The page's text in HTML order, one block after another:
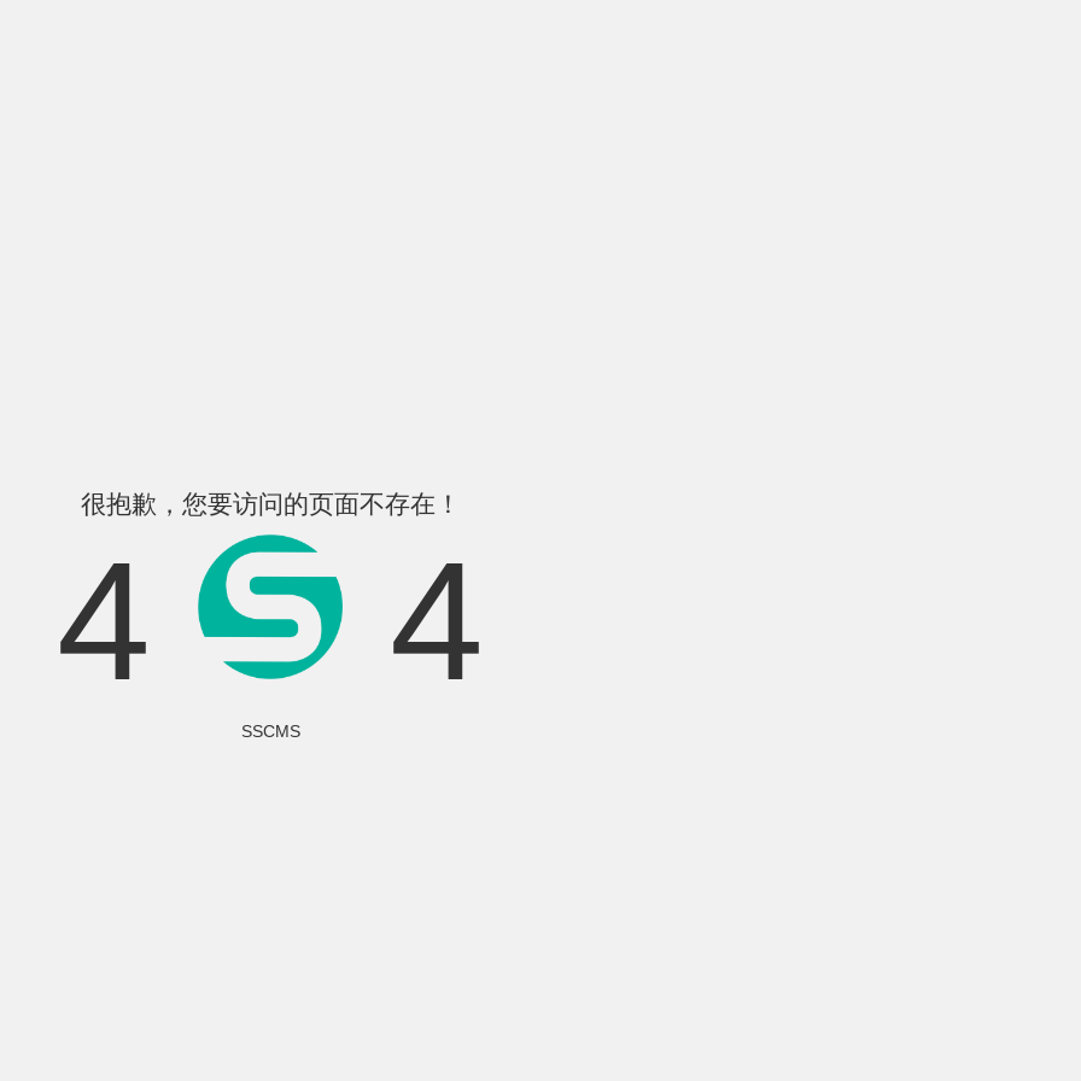
很抱歉，您要访问的页面不存在！
4 4
SSCMS